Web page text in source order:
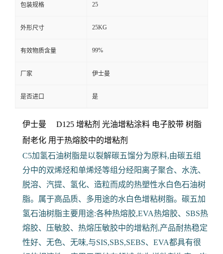
包装规格 25
外形尺寸 25KG
有效物质含量 99%
厂家 伊士曼
是否进口 是
伊士曼 D125 增粘剂 光油增粘涂料 电子胶带 树脂
耐老化 用于热熔胶中的增粘剂
C5加氢石油树脂是以裂解碳五馏分为原料,由碳五组
分中的双烯烃和单烯烃等组分经阳离子聚合、水洗、
脱溶、汽提、氢化、造粒而成的热塑性水白色石油树
脂。属于高品质、多用途的水白色增粘树脂。碳五加
氢石油树脂主要用途:各种热熔胶,EVA热熔胶、SBS热
熔胶、压敏胶、热熔压敏胶中的增粘剂,产品耐热稳定
性好、无色、无味,与SIS,SBS,SEBS、EVA都具有很